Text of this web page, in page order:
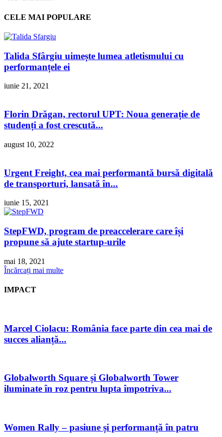
CELE MAI POPULARE
Talida Sfârgiu uimește lumea atletismului cu
performanțele ei
iunie 21, 2021
Florin Drăgan, rectorul UPT: Noua generație de
studenți a fost crescută...
august 10, 2022
Urgent Freight, cea mai performantă bursă digitală
de transporturi, lansată în...
iunie 15, 2021
StepFWD, program de preaccelerare care își
propune să ajute startup-urile
mai 18, 2021
Încărcați mai multe
IMPACT
Marcel Ciolacu: România face parte din cea mai de
succes alianță...
Globalworth Square și Globalworth Tower
iluminate în roz pentru lupta împotriva...
Women Rally – pasiune și performanță în patru